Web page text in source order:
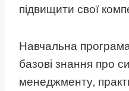
підвищити свої
Навчальна
базові знання про
менеджменту,